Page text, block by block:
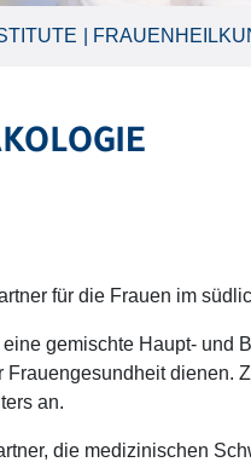
für die Frauen im
gemischte Haupt-
an.
die medizinischen